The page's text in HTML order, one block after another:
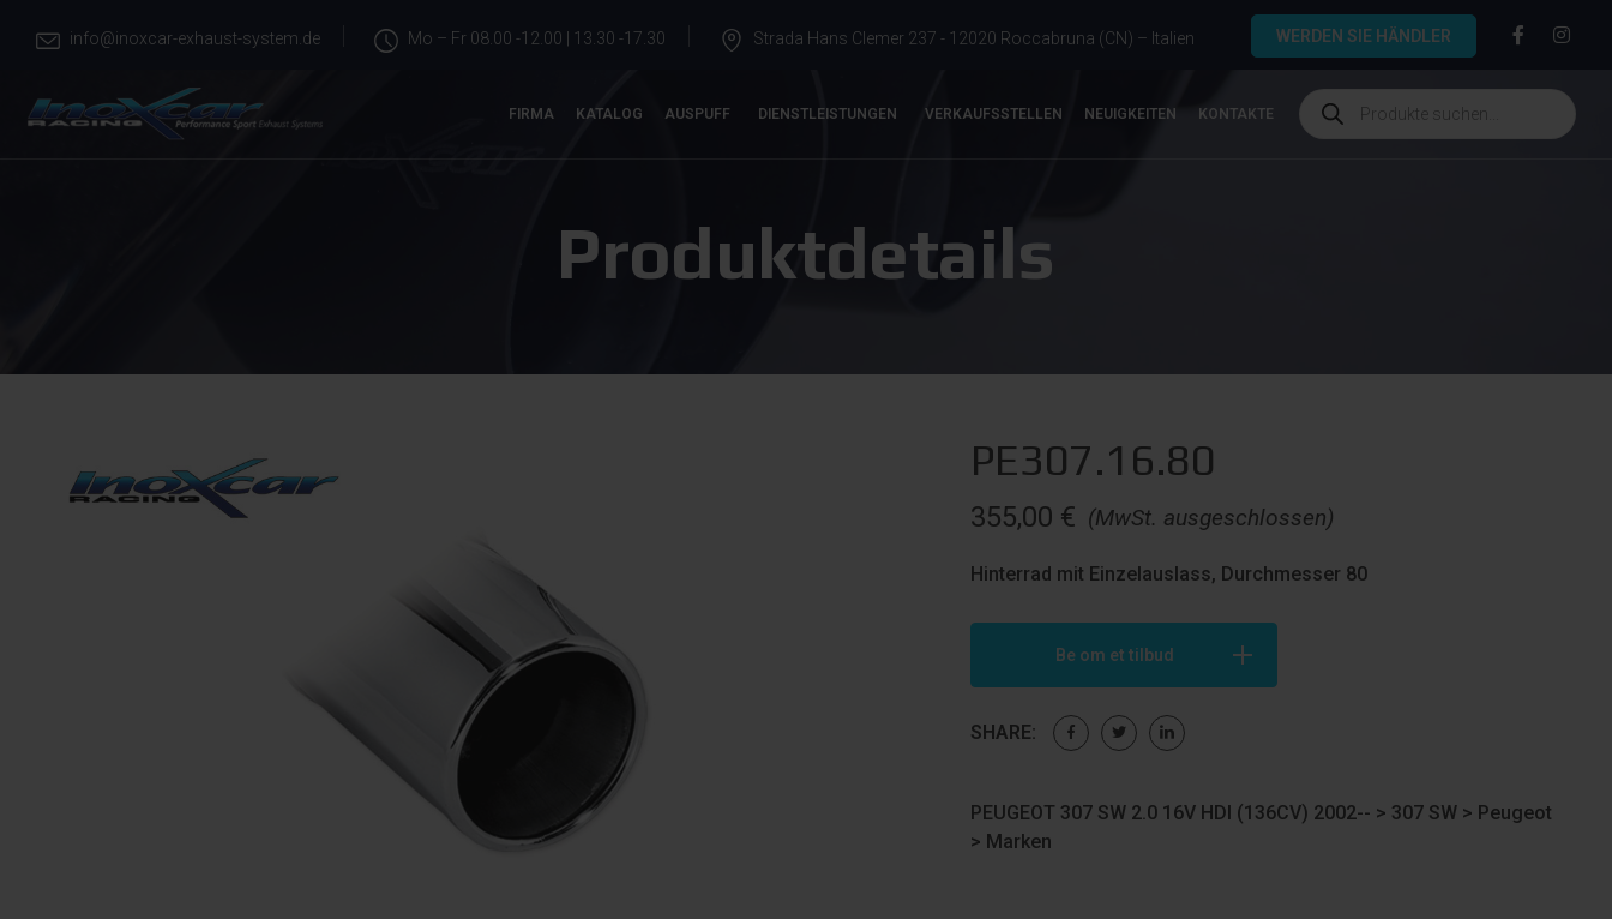
info@inoxcar-exhaust-system.de Mo – Fr 08.00 -12.00 | 13.30 -17.30 Strada Hans Clemer 237 - 12020 Roccabruna (CN) – Italien WERDEN SIE HÄNDLER
FIRMA KATALOG AUSPUFF DIENSTLEISTUNGEN VERKAUFSSTELLEN NEUIGKEITEN KONTAKTE
Produktdetails
PE307.16.80
(MwSt. ausgeschlossen)
355,00 €
Hinterrad mit Einzelauslass, Durchmesser 80
Be om et tilbud
SHARE:
PEUGEOT 307 SW 2.0 16V HDI (136CV) 2002-- > 307 SW> Peugeot
> Marken